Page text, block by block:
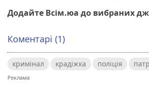
Додайте Всім.юа до вибраних
Коментарі (1)
кримінал крадіжка поліція